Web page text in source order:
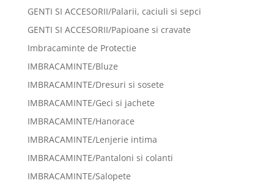
GENTI SI ACCESORII/Palarii, caciuli si sepci
GENTI SI ACCESORII/Papioane si cravate
Imbracaminte de Protectie
IMBRACAMINTE/Bluze
IMBRACAMINTE/Dresuri si sosete
IMBRACAMINTE/Geci si jachete
IMBRACAMINTE/Hanorace
IMBRACAMINTE/Lenjerie intima
IMBRACAMINTE/Pantaloni si colanti
IMBRACAMINTE/Salopete